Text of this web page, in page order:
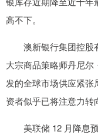
高不下。
澳新银行集团控股有
大宗商品策略师丹尼尔
发的全球市场供应紧张
资者似乎已将注意力转
美联储 12 月降息预